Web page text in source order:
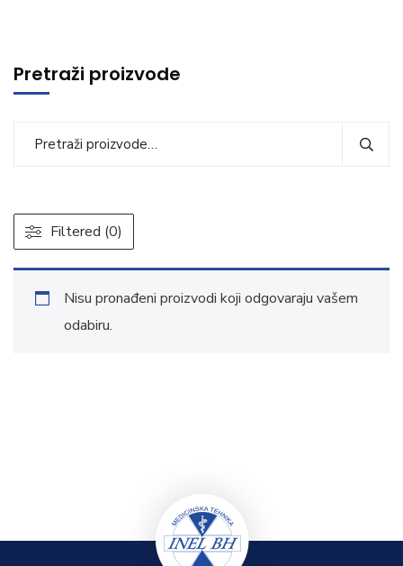
Nisu pronađeni proizvodi koji odgovaraju vašem
odabiru.
Pretraži proizvode
Filtered (0)